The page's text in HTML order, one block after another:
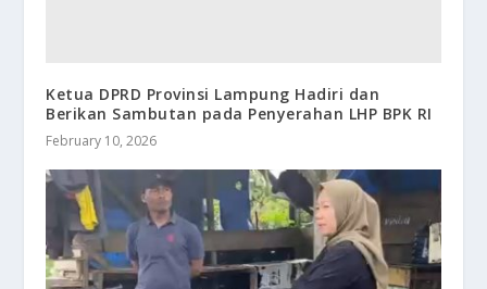
Ketua DPRD Provinsi Lampung Hadiri dan
Berikan Sambutan pada Penyerahan LHP BPK RI
February 10, 2026